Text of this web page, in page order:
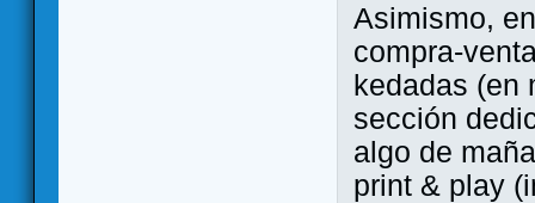
Asimismo,
compra-
kedadas (en
sección
algo de
print & play